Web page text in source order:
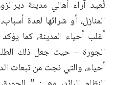
تُعيد آراء أهالي مدينة
المنازل، أو شرائها لعدة
أغلب أحياء المدينة، كما
أحياء، والتي نجت من تبعات